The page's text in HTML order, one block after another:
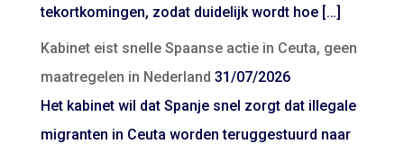
tekortkomingen, zodat duidelijk wordt hoe […]
Kabinet eist snelle Spaanse actie in Ceuta, geen
maatregelen in Nederland 31/07/2026
Het kabinet wil dat Spanje snel zorgt dat illegale
migranten in Ceuta worden teruggestuurd naar